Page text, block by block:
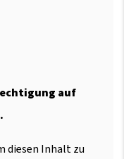
auf
diesen Inhalt zu